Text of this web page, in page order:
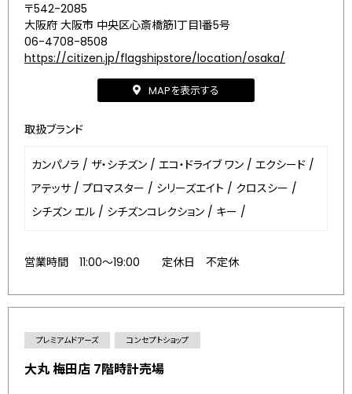
〒542-2085
大阪府 大阪市 中央区心斎橋筋1丁目1番5号
06-4708-8508
https://citizen.jp/flagshipstore/location/osaka/
MAPを表示する
取扱ブランド
カンパノラ / ザ・シチズン / エコ・ドライブ ワン / エクシード /
アテッサ / プロマスター / シリーズエイト / クロスシー /
シチズン エル / シチズンコレクション / キー /
営業時間 11:00～19:00 定休日 不定休
プレミアムドアーズ コンセプトショップ
大丸 梅田店 7階時計売場